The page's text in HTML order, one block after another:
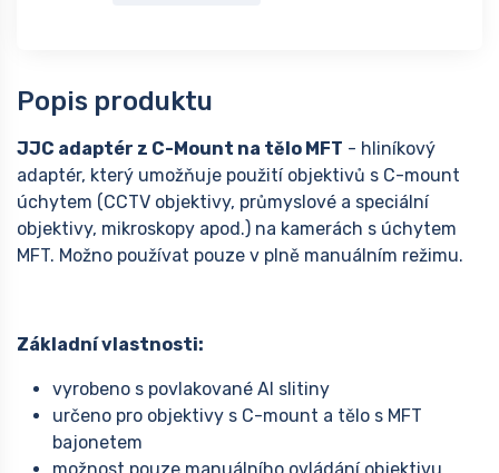
Popis produktu
JJC adaptér z C-Mount na tělo MFT - hliníkový
adaptér, který umožňuje použití objektivů s C-mount
úchytem (CCTV objektivy, průmyslové a speciální
objektivy, mikroskopy apod.) na kamerách s úchytem
MFT. Možno používat pouze v plně manuálním režimu.
Základní vlastnosti:
vyrobeno s povlakované Al slitiny
určeno pro objektivy s C-mount a tělo s MFT
bajonetem
možnost pouze manuálního ovládání objektivu